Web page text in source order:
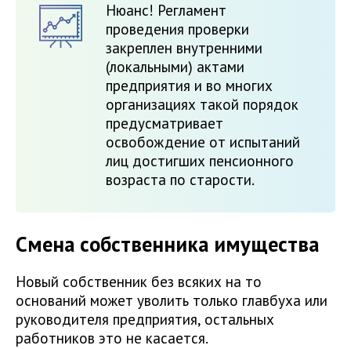
Нюанс! Регламент
проведения проверки
закреплен внутренними
(локальными) актами
предприятия и во многих
организациях такой порядок
предусматривает
освобождение от испытаний
лиц достигших пенсионного
возраста по старости.
Смена собственника имущества
Новый собственник без всяких на то
оснований может уволить только главбуха или
руководителя предприятия, остальных
работников это не касается.